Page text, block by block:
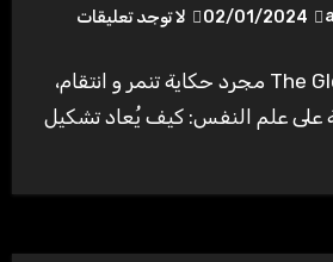
02/01/2024 لا توجد تعليقات
لا يقدّم مسلسل The Glory مجرد حكاية تنمر و انتقام،
على علم النفس: كيف يُعاد تشكيل